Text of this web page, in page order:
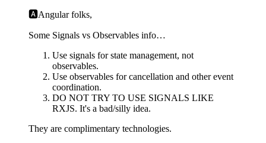
🅰️Angular folks,
Some Signals vs Observables info…
Use signals for state management, not
observables.
Use observables for cancellation and other event
coordination.
DO NOT TRY TO USE SIGNALS LIKE
RXJS. It's a bad/silly idea.
They are complimentary technologies.